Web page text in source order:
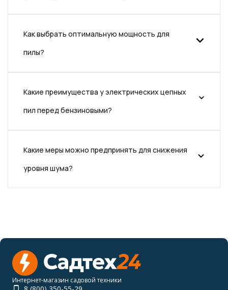
Как выбрать оптимальную мощность для
пилы?
Какие преимущества у электрических цепных
пил перед бензиновыми?
Какие меры можно предпринять для снижения
уровня шума?
Интернет-магазин садовой техники